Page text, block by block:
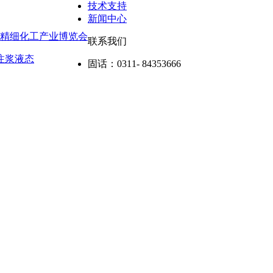
细化工产业博览会
浆液态
技术支持
新闻中心
联系我们
固话： 0311- 84353666